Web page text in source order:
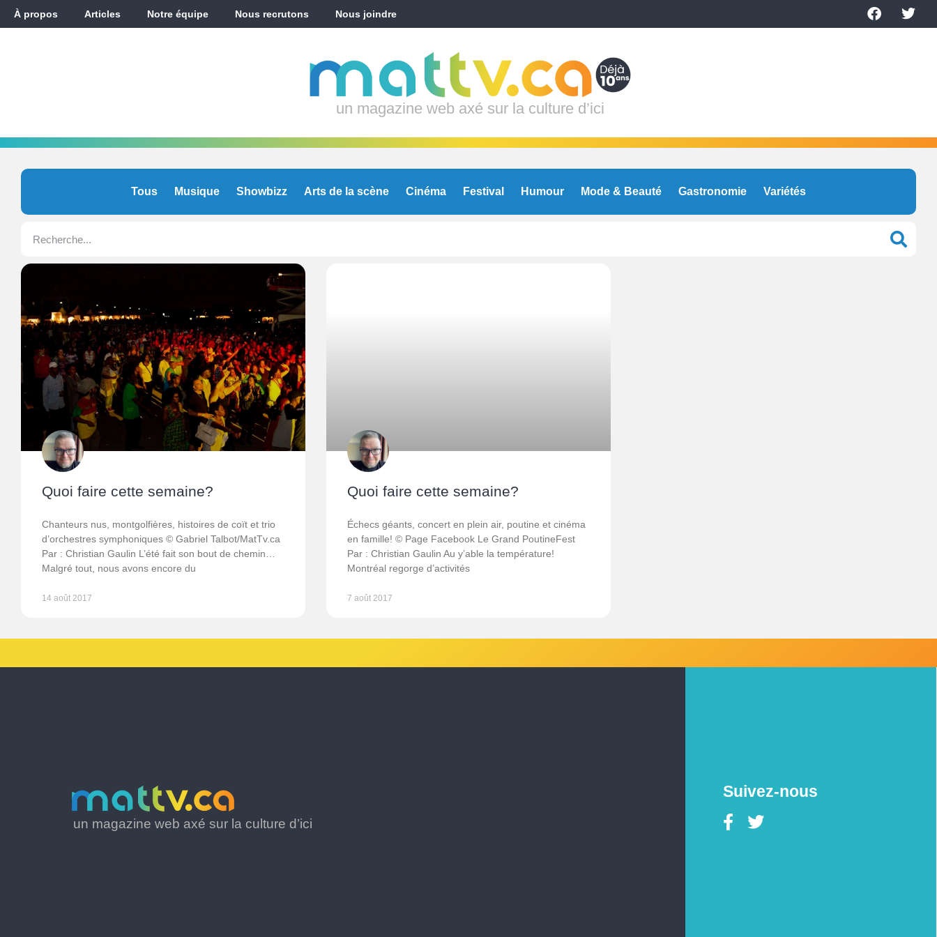
À propos Articles Notre équipe Nous recrutons Nous joindre
un magazine web axé sur la culture d’ici
Tous Musique Showbizz Arts de la scène Cinéma Festival Humour Mode & Beauté Gastronomie Variétés
Quoi faire cette semaine?
Chanteurs nus, montgolfières, histoires de coït et trio
d’orchestres symphoniques © Gabriel Talbot/MatTv.ca
Par : Christian Gaulin L’été fait son bout de chemin…
Malgré tout, nous avons encore du
14 août 2017
Quoi faire cette semaine?
Échecs géants, concert en plein air, poutine et cinéma
en famille! © Page Facebook Le Grand PoutineFest
Par : Christian Gaulin Au y’able la température!
Montréal regorge d’activités
7 août 2017
un magazine web axé sur la culture d’ici
Suivez-nous